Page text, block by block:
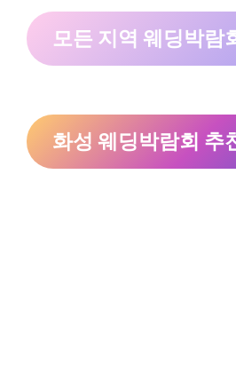
모든 지역 웨딩박람
화성 웨딩박람회 추